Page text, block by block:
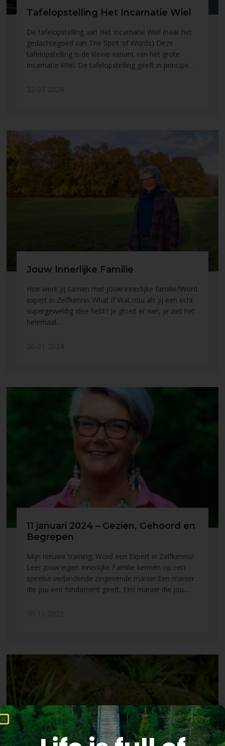
Tafelopstelling Het Incarnatie Wiel
De tafelopstelling van Het Incarnatie Wiel (naar het
gedachtegoed van The Spirit of Words) Deze
tafelopstelling is de kleine variant van het grote
Incarnatie Wiel. De tafelopstelling geeft in principe…
Jouw Innerlijke Familie
Hoe werk jij samen met jouw innerlijke familie?Word
expert in Zelfkennis What if Wat nou als jij een echt
supergeweldig idee hebt? Je gloeit er van, je ziet het
helemaal…
11 januari 2024 – Gezien, Gehoord en
Begrepen
Mijn nieuwe training: Word een Expert in Zelfkennis!
Leer jouw eigen Innerlijke Familie kennen op een
speelse verbindende zingevende manier.Een manier
die jou een fundament geeft. Een manier die jou…